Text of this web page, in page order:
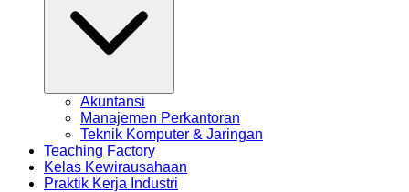
Akuntansi
Manajemen Perkantoran
Teknik Komputer & Jaringan
Teaching Factory
Kelas Kewirausahaan
Praktik Kerja Industri